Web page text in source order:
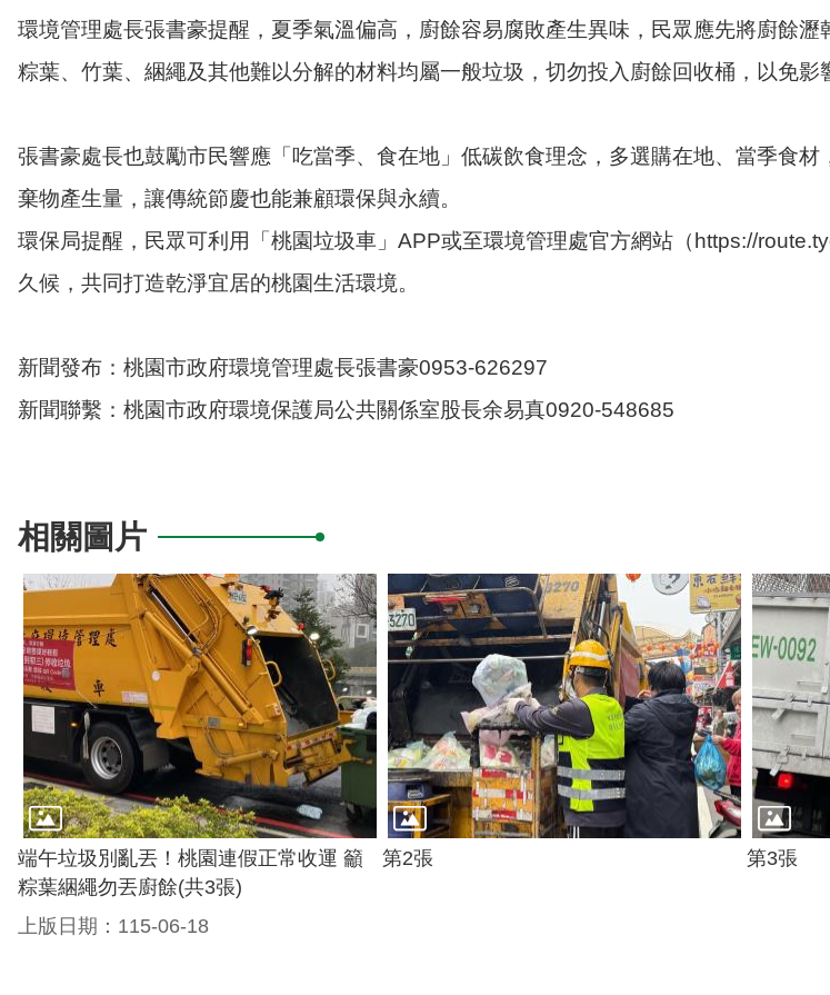
環境管理處長張書豪提醒，夏季氣溫偏高，廚餘容易腐敗產生異味，民眾應先將廚餘
粽葉、竹葉、綑繩及其他難以分解的材料均屬一般垃圾，切勿投入廚餘回收桶，以免影
張書豪處長也鼓勵市民響應「吃當季、食在地」低碳飲食理念，多選購在地、當季食
棄物產生量，讓傳統節慶也能兼顧環保與永續。
環保局提醒，民眾可利用「桃園垃圾車」APP或至環境管理處官方網站（https://
久候，共同打造乾淨宜居的桃園生活環境。
新聞發布：桃園市政府環境管理處長張書豪0953-626297
新聞聯繫：桃園市政府環境保護局公共關係室股長余易真0920-548685
相關圖片
端午垃圾別亂丟！桃園連假正常收運 籲
粽葉綑繩勿丟廚餘(共3張)
第2張 第3張
上版日期：115-06-18